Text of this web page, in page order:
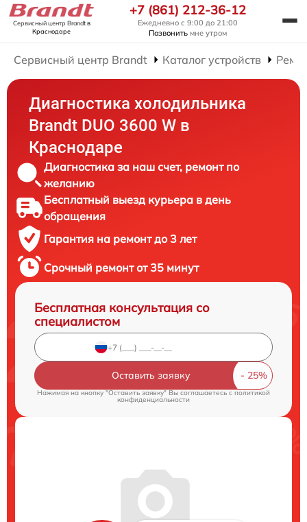
Сервисный центр Brandtв
Краснодаре
+7 (861) 212-36-12
Ежедневно с 9:00 до 21:00
Позвонить мне утром
Сервисный центр Brandt Каталог устройств
Диагностика холодильника
Brandt DUO 3600 W в
Краснодаре
Диагностика за наш счет, ремонт по
желанию
Бесплатный выезд курьера в день
обращения
Гарантия на ремонт до 3 лет
Срочный ремонт от 35 минут
Бесплатная консультация со
специалистом
Оставить заявку
Нажимая на кнопку "Оставить заявку" Вы соглашаетесь cполитикой
конфиденциальности